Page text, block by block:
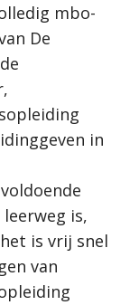
mbo-
De
in
is,
is vrij snel
van